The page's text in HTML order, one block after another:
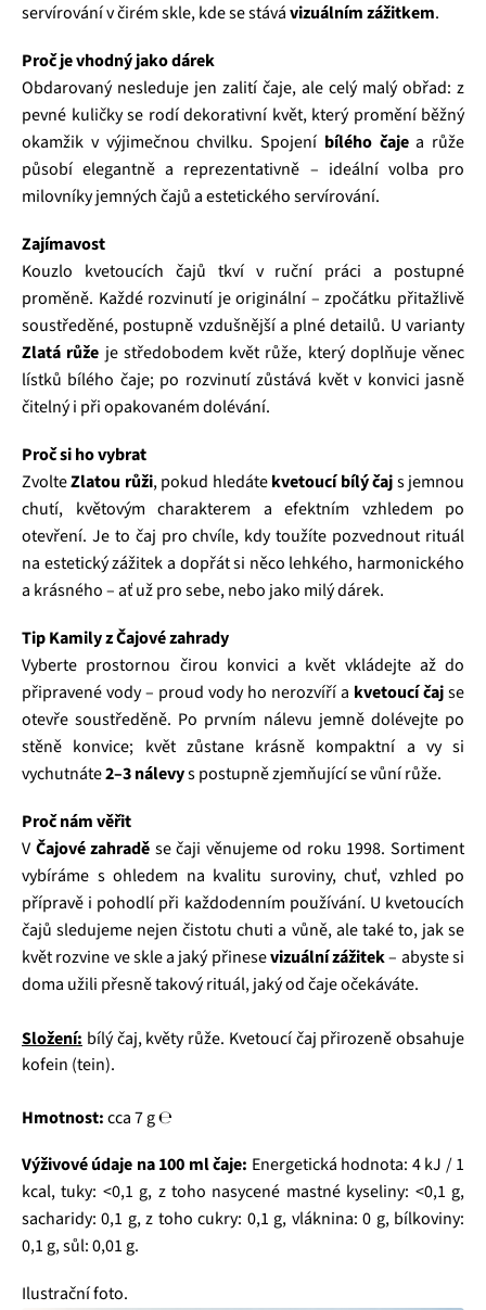
servírování v čirém skle, kde se stávávizuálním zážitkem.
Proč je vhodný jako dárek
Obdarovaný nesleduje jen zalití čaje, ale celý malý obřad: z
pevné kuličky se rodí dekorativní květ, který promění běžný
okamžik v výjimečnou chvilku. Spojení bílého čajea růže
působí elegantně a reprezentativně – ideální volba pro
milovníky jemných čajů a estetického servírování.
Zajímavost
Kouzlo kvetoucích čajů tkví v ruční práci a postupné
proměně. Každé rozvinutí je originální – zpočátku přitažlivě
soustředěné, postupně vzdušnější a plné detailů. U varianty
Zlatá růže je středobodem květ růže, který doplňuje věnec
lístků bílého čaje; po rozvinutí zůstává květ v konvici jasně
čitelný i při opakovaném dolévání.
Proč si ho vybrat
ZvolteZlatou růži, pokud hledátekvetoucí bílý čajs jemnou
chutí, květovým charakterem a efektním vzhledem po
otevření. Je to čaj pro chvíle, kdy toužíte pozvednout rituál
na estetický zážitek a dopřát si něco lehkého, harmonického
a krásného – ať už pro sebe, nebo jako milý dárek.
Tip Kamily z Čajové zahrady
Vyberte prostornou čirou konvici a květ vkládejte až do
připravené vody – proud vody ho nerozvíří a kvetoucí čajse
otevře soustředěně. Po prvním nálevu jemně dolévejte po
stěně konvice; květ zůstane krásně kompaktní a vy si
vychutnáte2–3 nálevys postupně zjemňující se vůní růže.
Proč nám věřit
V Čajové zahradě se čaji věnujeme od roku 1998. Sortiment
vybíráme s ohledem na kvalitu suroviny, chuť, vzhled po
přípravě i pohodlí při každodenním používání. U kvetoucích
čajů sledujeme nejen čistotu chuti a vůně, ale také to, jak se
květ rozvine ve skle a jaký přinesevizuální zážitek– abyste si
doma užili přesně takový rituál, jaký od čaje očekáváte.
Složení: bílý čaj, květy růže. Kvetoucí čaj přirozeně obsahuje
kofein (tein).
Hmotnost:cca 7 g ℮
Výživové údaje na 100 ml čaje: Energetická hodnota: 4 kJ / 1
kcal, tuky: <0,1 g, z toho nasycené mastné kyseliny: <0,1 g,
sacharidy: 0,1 g, z toho cukry: 0,1 g, vláknina: 0 g, bílkoviny:
0,1 g, sůl: 0,01 g.
Ilustrační foto.